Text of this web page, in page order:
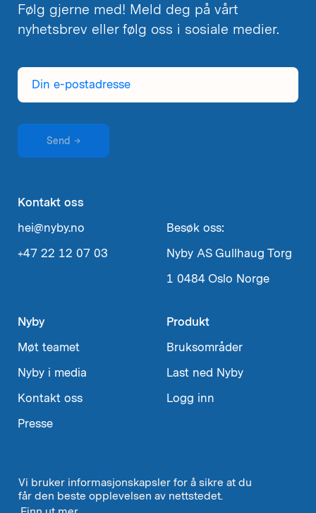
Vi bruker informasjonskapsler for å sikre at du
får den beste opplevelsen av nettstedet.
Følg gjerne med! Meld deg på vårt
nyhetsbrev eller følg oss i sosiale medier.
Din
postadresse
Send →
Kontakt oss
hei@nyby.no
+47 22 12 07 03
Besøk oss:
Nyby AS Gullhaug Torg
1 0484 Oslo Norge
Nyby
Møt teamet
Nyby i media
Kontakt oss
Presse
Produkt
Bruksområder
Last ned Nyby
Logg inn
Velg
språk
Norsk ↓